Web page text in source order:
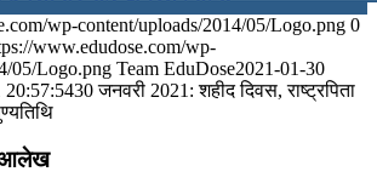
28-31 जुलाई 2026
wp-content/uploads/2014/05/Logo.png 0
www.edudose.com/wp-
05/Logo.png Team EduDose2021-01-30
20:57:5430 जनवरी 2021: शहीद दिवस, राष्ट्रपिता
आलेख